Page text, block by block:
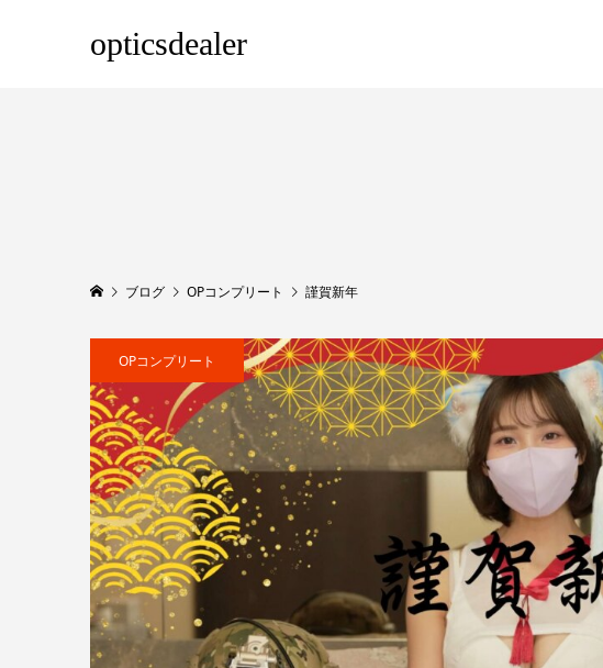
opticsdealer
ブログ OPコンプリート 謹賀新年
OPコンプリート